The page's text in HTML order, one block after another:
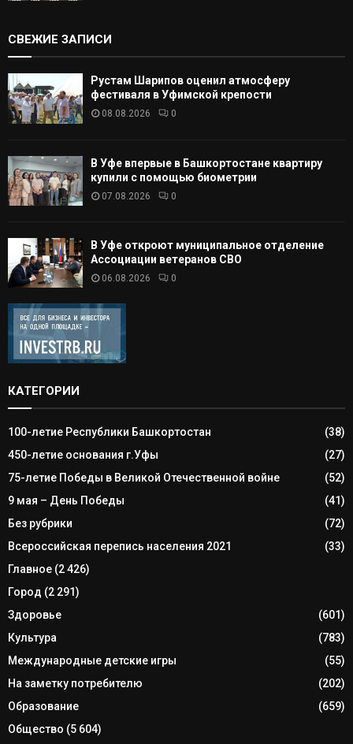
СВЕЖИЕ ЗАПИСИ
Рустам Шарипов оценил атмосферу
фестиваля в Уфимской крепости
08.08.2026 0
В Уфе впервые в Башкортостане квартиру
купили с помощью биометрии
07.08.2026 0
В Уфе откроют муниципальное отделение
Ассоциации ветеранов СВО
06.08.2026 0
КАТЕГОРИИ
100-летие Республики Башкортостан
(38)
450-летие основания г.Уфы
(27)
75-летие Победы в Великой Отечественной войне
(52)
9 мая – День Победы
(41)
Без рубрики
(72)
Всероссийская перепись населения 2021
(33)
Главное (2 426)
Город (2 291)
Здоровье
(601)
Культура
(783)
Международные детские игры
(55)
На заметку потребителю
(202)
Образование
(659)
Общество (5 604)